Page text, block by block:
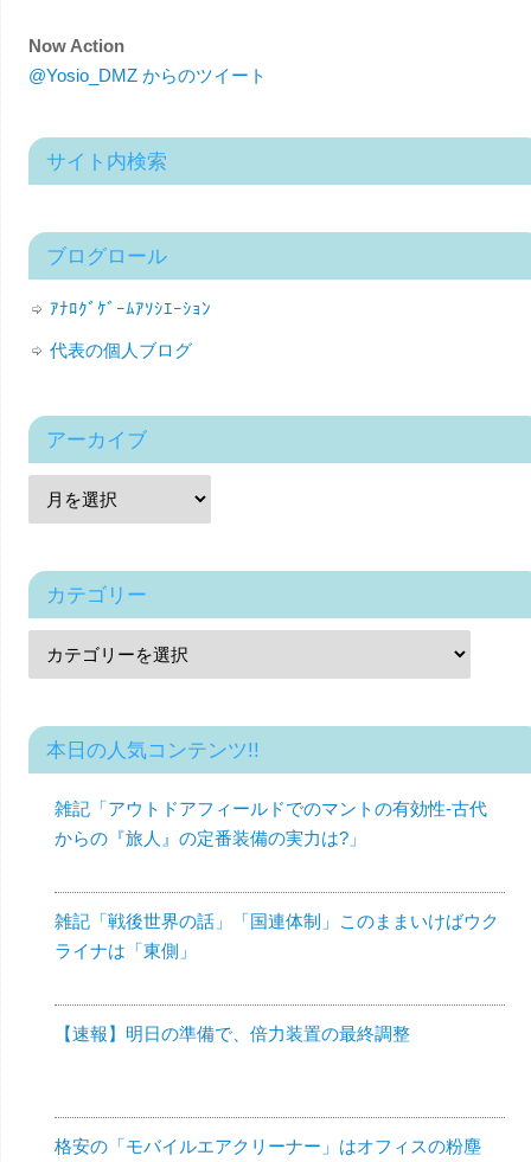
Now Action
@Yosio_DMZ からのツイート
サイト内検索
ブログロール
ｱﾅﾛｸﾞｹﾞｰﾑｱｿｼｴｰｼｮﾝ
代表の個人ブログ
アーカイブ
カテゴリー
本日の人気コンテンツ!!
雑記「アウトドアフィールドでのマントの有効性-古代
からの『旅人』の定番装備の実力は?」
雑記「戦後世界の話」「国連体制」このままいけばウク
ライナは「東側」
【速報】明日の準備で、倍力装置の最終調整
格安の「モバイルエアクリーナー」はオフィスの粉塵